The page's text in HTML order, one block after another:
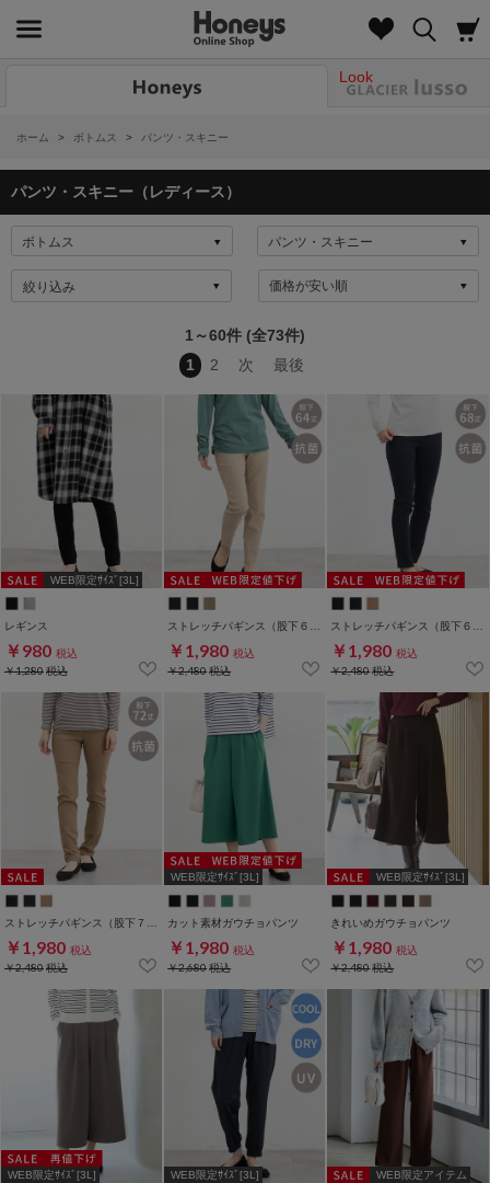
Look
ホーム > ボトムス > パンツ・スキニー
パンツ・スキニー（レディース）
絞り込み
1～60件 (全73件)
1
2 次 最後
WEB限定ｻｲｽﾞ[3L]
レギンス
￥980 税込
￥1,280税込
￥1,980 税込
￥2,480税込
￥1,980 税込
￥2,480税込
￥1,980 税込
￥2,480税込
WEB限定ｻｲｽﾞ[3L]
カット素材ガウチョパンツ
￥1,980 税込
￥2,680税込
WEB限定ｻｲｽﾞ[3L]
きれいめガウチョパンツ
￥1,980 税込
￥2,480税込
WEB限定ｻｲｽﾞ[3L] WEB限定ｻｲｽﾞ[3L] WEB限定アイテム